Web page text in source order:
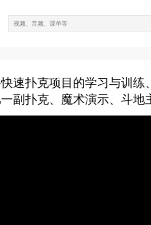
速扑克项目的学习与训练
副扑克、魔术演示、斗地